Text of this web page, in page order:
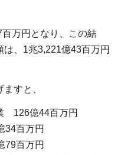
万円となり、この結
、1兆3,221億43百万円
すと、
126億44百万円
34百万円
79百万円